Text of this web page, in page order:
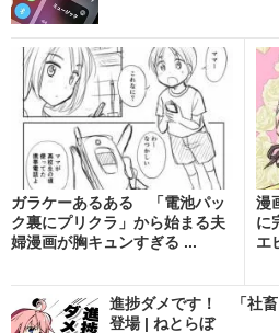
ガラケーあるある 「電池パッ
ク裏にプリクラ」から始まる夫
婦漫画が胸キュンすぎる ...
漫
に
エ
進捗ダメです！ 「社畜
登場 | ねとらぼ